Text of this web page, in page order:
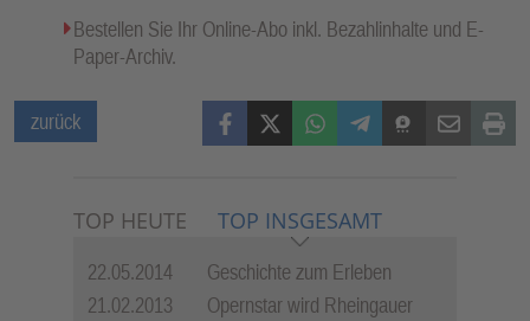
Bestellen Sie Ihr Online-Abo inkl. Bezahlinhalte und E-
Paper-Archiv.
zurück FacebookX (Twitter)WhatsAppTelegramThreemaMail Print
TOP HEUTE TOP INSGESAMT
22.05.2014
Geschichte zum Erleben
21.02.2013
Opernstar wird Rheingauer